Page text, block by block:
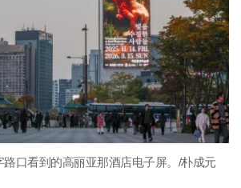
口看到的高丽亚那酒店电子屏。/朴成元